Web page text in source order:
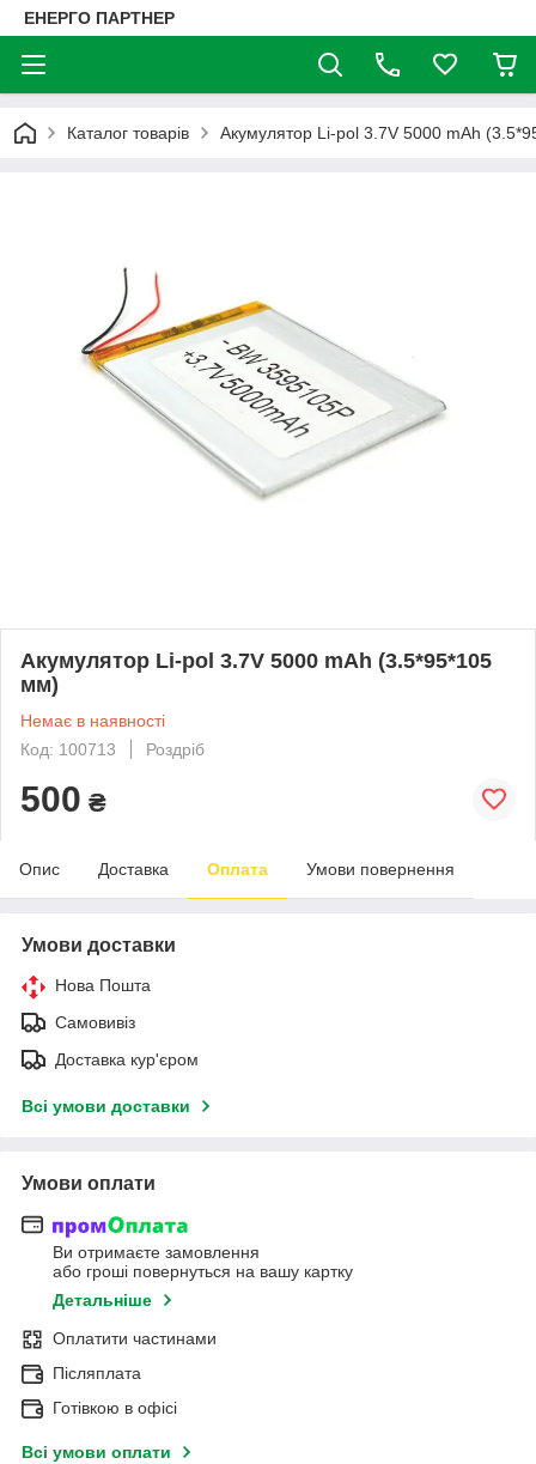
ЕНЕРГО ПАРТНЕР
Каталог товарів Акумулятор Li-pol 3.7V 5000 mAh
Акумулятор Li-pol 3.7V 5000 mAh (3.5*95*105
мм)
Немає в наявності
Код: 100713
Роздріб
500 ₴
Опис Доставка Оплата Умови повернення
Умови доставки
Нова Пошта
Самовивіз
Доставка кур'єром
Всі умови доставки
Умови оплати
Ви отримаєте замовлення
або гроші повернуться на вашу картку
Детальніше
Оплатити частинами
Післяплата
Готівкою в офісі
Всі умови оплати